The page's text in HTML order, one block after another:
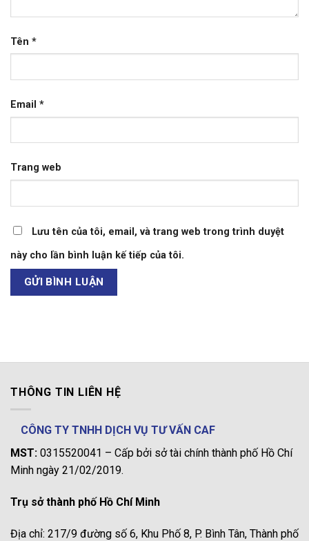
Tên *
Email *
Trang web
Lưu tên của tôi, email, và trang web trong trình duyệt
này cho lần bình luận kế tiếp của tôi.
THÔNG TIN LIÊN HỆ
CÔNG TY TNHH DỊCH VỤ TƯ VẤN CAF
MST: 0315520041 – Cấp bởi sở tài chính thành phố Hồ Chí
Minh ngày 21/02/2019.
Trụ sở thành phố Hồ Chí Minh
Địa chỉ: 217/9 đường số 6, Khu Phố 8, P. Bình Tân, Thành phố